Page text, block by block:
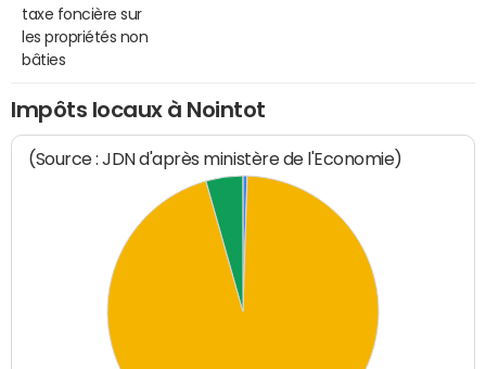
taxe foncière sur
les propriétés non
bâties
Impôts locaux à Nointot
(Source : JDN d'après ministère de l'Economie)